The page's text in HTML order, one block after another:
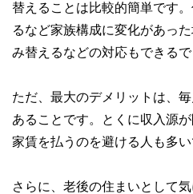
替えることは比較的簡単です
るなど家族構成に変化があっ
み替えるなどの対応もできるで
ただ、最大のデメリットは、
あることです。とくに収入源
家賃を払うのを避ける人も多い
さらに、老後の住まいとして